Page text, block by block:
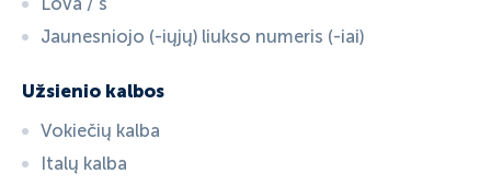
Jaunesniojo (-iųjų) liukso numeris (-iai)
Užsienio kalbos
Vokiečių kalba
Italų kalba